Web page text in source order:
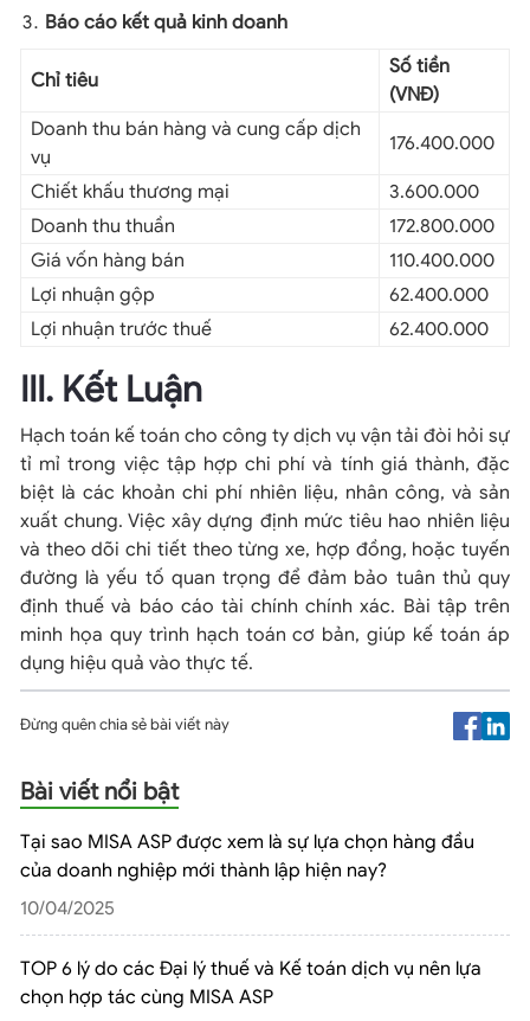
Báo cáo kết quả kinh doanh
Chỉ tiêu
Số tiền
(VNĐ)
Doanh thu bán hàng và cung cấp dịch
vụ
176.400.000
Chiết khấu thương mại
3.600.000
Doanh thu thuần
172.800.000
Giá vốn hàng bán
110.400.000
Lợi nhuận gộp
62.400.000
Lợi nhuận trước thuế
62.400.000
III. Kết Luận
Hạch toán kế toán cho công ty dịch vụ vận tải đòi hỏi sự
tỉ mỉ trong việc tập hợp chi phí và tính giá thành, đặc
biệt là các khoản chi phí nhiên liệu, nhân công, và sản
xuất chung. Việc xây dựng định mức tiêu hao nhiên liệu
và theo dõi chi tiết theo từng xe, hợp đồng, hoặc tuyến
đường là yếu tố quan trọng để đảm bảo tuân thủ quy
định thuế và báo cáo tài chính chính xác. Bài tập trên
minh họa quy trình hạch toán cơ bản, giúp kế toán áp
dụng hiệu quả vào thực tế.
Đừng quên chia sẻ bài viết này
Bài viết nổi bật
Tại sao MISA ASP được xem là sự lựa chọn hàng đầu
của doanh nghiệp mới thành lập hiện nay?
10/04/2025
TOP 6 lý do các Đại lý thuế và Kế toán dịch vụ nên lựa
chọn hợp tác cùng MISA ASP